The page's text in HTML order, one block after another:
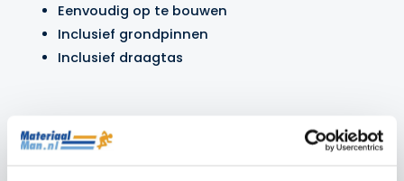
Eenvoudig op te bouwen
Inclusief grondpinnen
Inclusief draagtas